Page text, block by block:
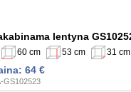
lentyna
60 cm 53 cm 31 cm
64 €
GS102523